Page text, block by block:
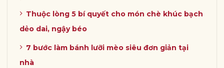
Thuộc lòng 5 bí quyết cho món chè khúc bạch
dẻo dai, ngậy béo
7 bước làm bánh lưỡi mèo siêu đơn giản tại
nhà